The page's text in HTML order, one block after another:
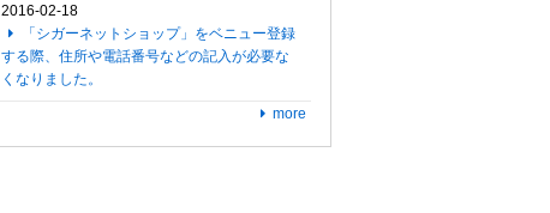
2016-02-18
「シガーネットショップ」をベニュー登録
する際、住所や電話番号などの記入が必要な
くなりました。
more